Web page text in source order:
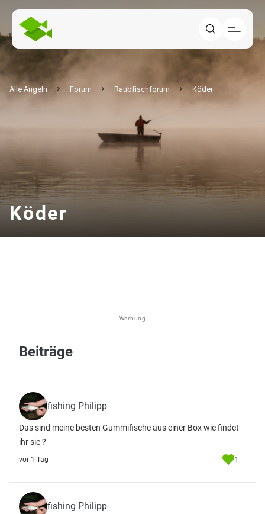
Alle Angeln Forum Raubfischforum Köder
Köder
Werbung
Beiträge
fishing Philipp
Das sind meine besten Gummifische aus einer Box wie findet
ihr sie ?
vor 1 Tag 1
fishing Philipp